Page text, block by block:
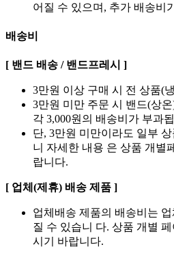
어질 수 있으며, 추가 배송비
배송비
[ 밴드 배송 / 밴드프레시 ]
3만원 이상 구매 시 전 상품(
3만원 미만 주문 시 밴드(상
각 3,000원의 배송비가 부과
단, 3만원 미만이라도 일부
니 자세한 내용 은 상품 개별
랍니다.
[ 업체(제휴) 배송 제품 ]
업체배송 제품의 배송비는
질 수 있습니 다. 상품 개별
시기 바랍니다.